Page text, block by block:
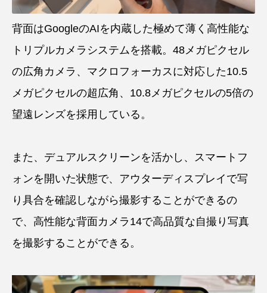
背面はGoogleのAIを内蔵した極めて薄く高性能な
トリプルカメラシステムを搭載。48メガピクセル
の広角カメラ、マクロフォーカスに対応した10.5
メガピクセルの超広角、10.8メガピクセルの5倍の
望遠レンズを採用している。
また、デュアルスクリーンを活かし、スマートフ
ォンを開いた状態で、アウターディスプレイで写
り具合を確認しながら撮影することができるの
で、高性能な背面カメラ14で高品質な自撮り写真
を撮影することができる。